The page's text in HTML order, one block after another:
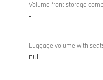
Volume front storage
-
Luggage volume with
null